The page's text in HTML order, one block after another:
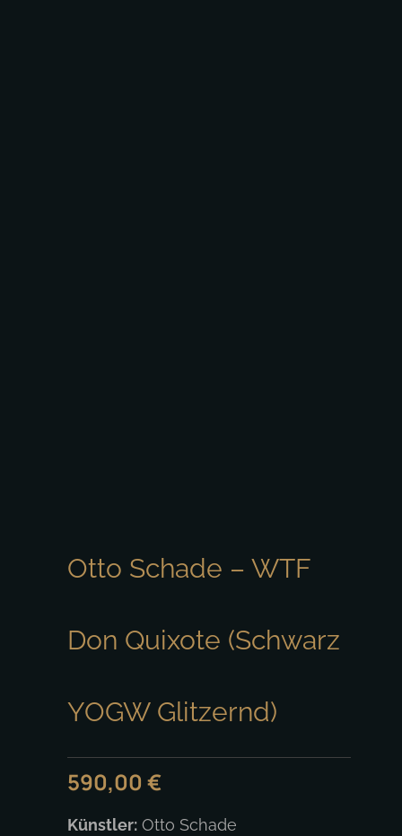
Otto Schade – WTF
Don Quixote (Schwarz
YOGW Glitzernd)
590,00 €
Künstler:Otto Schade